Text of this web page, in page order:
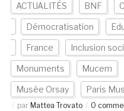
ACTUALITÉS BNF
Démocratisation
France Inclusion
Monuments Mucem
Musée Orsay Paris
par Mattea Trovato 0